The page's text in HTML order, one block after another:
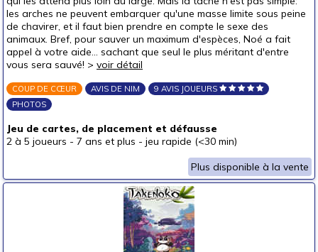
les arches ne peuvent embarquer qu'une masse limite sous peine
de chavirer, et il faut bien prendre en compte le sexe des
animaux. Bref, pour sauver un maximum d'espèces, Noé a fait
appel à votre aide... sachant que seul le plus méritant d'entre
vous sera sauvé! > voir détail
COUP DE CŒUR AVIS DE NIM
9 AVIS JOUEURS
PHOTOS
Jeu de cartes, de placement et défausse
2 à 5 joueurs - 7 ans et plus - jeu rapide (<30 min)
Plus disponible à la vente